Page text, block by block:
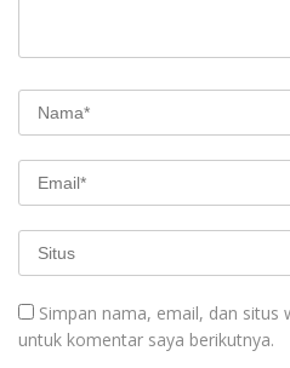
Simpan nama, email, dan situs
untuk komentar saya berikutnya.